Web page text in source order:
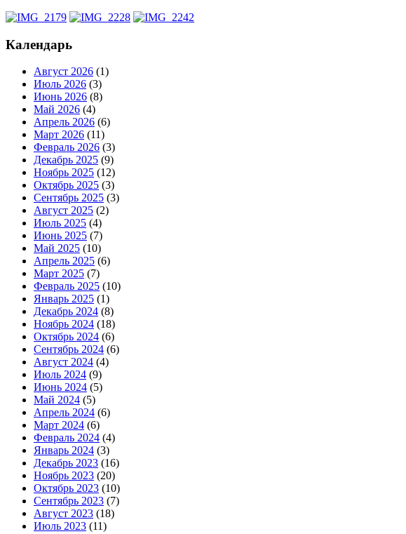
Календарь
Август 2026 (1)
Июль 2026 (3)
Июнь 2026 (8)
Май 2026 (4)
Апрель 2026 (6)
Март 2026 (11)
Февраль 2026 (3)
Декабрь 2025 (9)
Ноябрь 2025 (12)
Октябрь 2025 (3)
Сентябрь 2025 (3)
Август 2025 (2)
Июль 2025 (4)
Июнь 2025 (7)
Май 2025 (10)
Апрель 2025 (6)
Март 2025 (7)
Февраль 2025 (10)
Январь 2025 (1)
Декабрь 2024 (8)
Ноябрь 2024 (18)
Октябрь 2024 (6)
Сентябрь 2024 (6)
Август 2024 (4)
Июль 2024 (9)
Июнь 2024 (5)
Май 2024 (5)
Апрель 2024 (6)
Март 2024 (6)
Февраль 2024 (4)
Январь 2024 (3)
Декабрь 2023 (16)
Ноябрь 2023 (20)
Октябрь 2023 (10)
Сентябрь 2023 (7)
Август 2023 (18)
Июль 2023 (11)